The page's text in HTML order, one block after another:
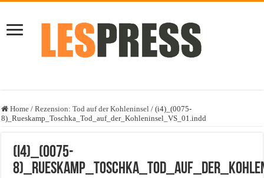
Home / Rezension: Tod auf der Kohleninsel / (i4)_(0075-
8)_Rueskamp_Toschka_Tod_auf_der_Kohleninsel_VS_01.indd
(i4)_(0075-